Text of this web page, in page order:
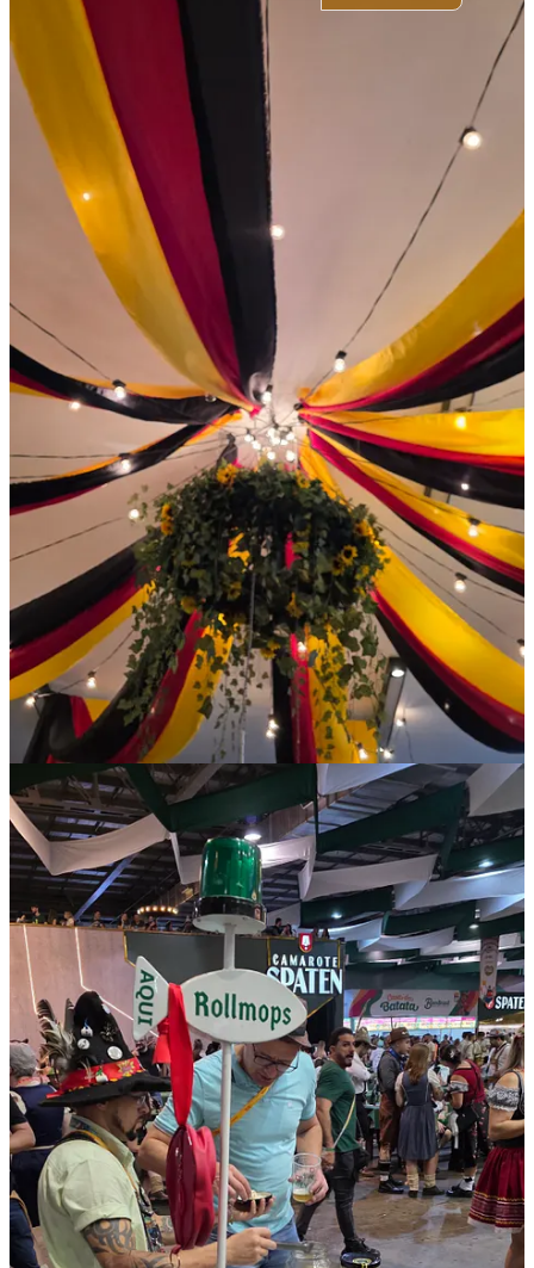
© 2026 Escriba Cafe · Privacidade
Comece seu Substack
Obtenha o App
Substack é o lar da grande cultura